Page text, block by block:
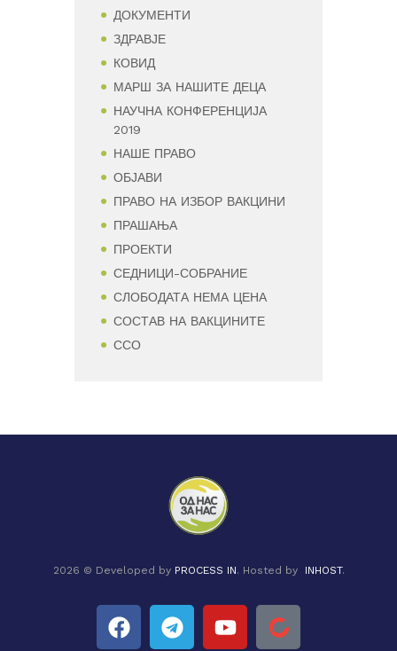
ДОКУМЕНТИ
ЗДРАВЈЕ
КОВИД
МАРШ ЗА НАШИТЕ ДЕЦА
НАУЧНА КОНФЕРЕНЦИЈА
2019
НАШЕ ПРАВО
ОБЈАВИ
ПРАВО НА ИЗБОР ВАКЦИНИ
ПРАШАЊА
ПРОЕКТИ
СЕДНИЦИ-СОБРАНИЕ
СЛОБОДАТА НЕМА ЦЕНА
СОСТАВ НА ВАКЦИНИТЕ
ССО
2026 © Developed by PROCESS IN. Hosted by INHOST.